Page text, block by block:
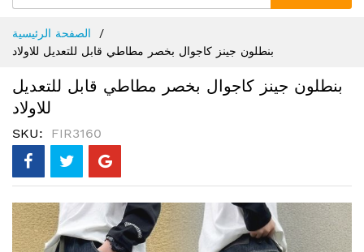
إلى
المحتوى
الصفحة الرئيسية
بنطلون جينز كاجوال بخصر مطاطي قابل للتعديل للاولاد
بنطلون جينز كاجوال بخصر مطاطي قابل للتعديل
للاولاد
SKU FIR3160
انتقل
إلى
النهاية